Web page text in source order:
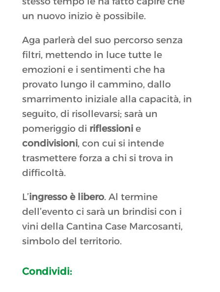
un nuovo inizio è possibile.
Aga parlerà del suo percorso senza
filtri, mettendo in luce tutte le
emozioni e i sentimenti che ha
provato lungo il cammino, dallo
smarrimento iniziale alla capacità, in
seguito, di risollevarsi; sarà un
pomeriggio di riflessionie
condivisioni, con cui si intende
trasmettere forza a chi si trova in
difficoltà.
L’ingresso è libero. Al termine
dell’evento ci sarà un brindisi con i
vini della Cantina Case Marcosanti,
simbolo del territorio.
Condividi: